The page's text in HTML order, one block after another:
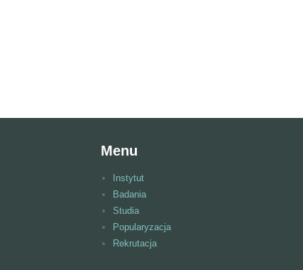
Menu
Instytut
Badania
Studia
Popularyzacja
Rekrutacja